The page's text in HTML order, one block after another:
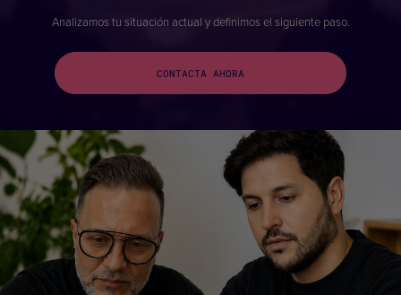
Analizamos tu situación actual y definimos el siguiente paso.
CONTACTA AHORA